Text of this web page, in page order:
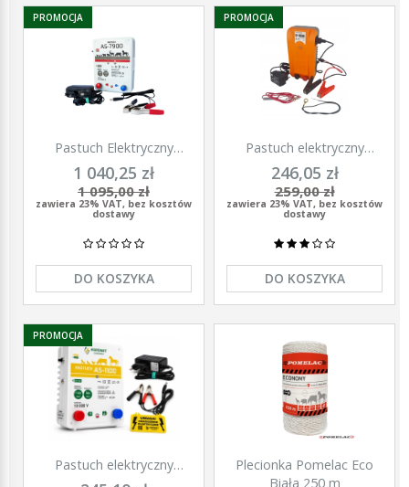
Pastuch Elektryczny
Elektryzator uniwersalny
Pomelac AS-7900 7,9 Jula
1 040,25 zł
1 095,00 zł
zawiera 23% VAT, bez kosztów
dostawy
DO KOSZYKA
PROMOCJA
Pastuch elektryczny
elektryzator uniwersalny z
zasilaczem 9/12/230V
Unitra - U1000
246,05 zł
259,00 zł
zawiera 23% VAT, bez kosztów
dostawy
DO KOSZYKA
PROMOCJA
Pastuch elektryczny
polski elektryzator
PROMOCJA
Plecionka Pomelac Eco
Biała 250 m